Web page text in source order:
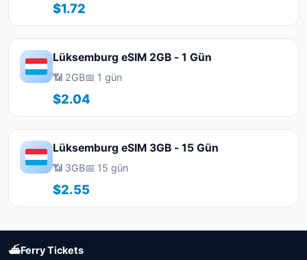
$1.72
Lüksemburg eSIM 2GB - 1 Gün
📶 2GB📅 1 gün
$2.04
Lüksemburg eSIM 3GB - 15 Gün
📶 3GB📅 15 gün
$2.55
⛴Ferry Tickets